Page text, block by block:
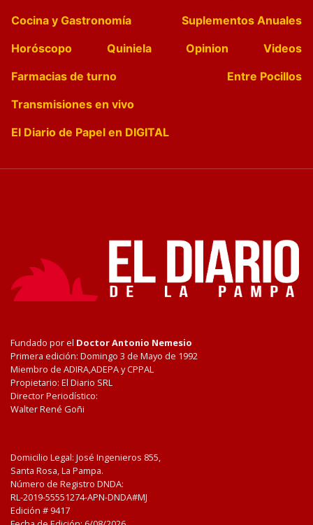
Cocina y Gastronomía
Suplementos Anuales
Horóscopo
Quiniela Opinion
Videos
Farmacias de turno
Entre Pocillos
Transmisiones en vivo
El Diario de Papel en DIGITAL
Fundado por el Doctor Antonio Nemesio
Primera edición: Domingo 3 de Mayo de 1992
Miembro de ADIRA,ADEPA y CPPAL
Propietario: El Diario SRL
Director Periodístico:
Walter René Goñi
Domicilio Legal: José Ingenieros 855,
Santa Rosa, La Pampa.
Número de Registro DNDA:
RL-2019-55551274-APN-DNDA#MJ
Edición # 9417